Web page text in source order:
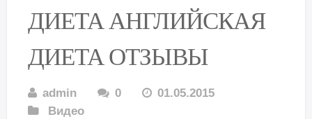
ДИЕТА АНГЛИЙСКАЯ
ДИЕТА ОТЗЫВЫ
admin 0
01.05.2015
Видео